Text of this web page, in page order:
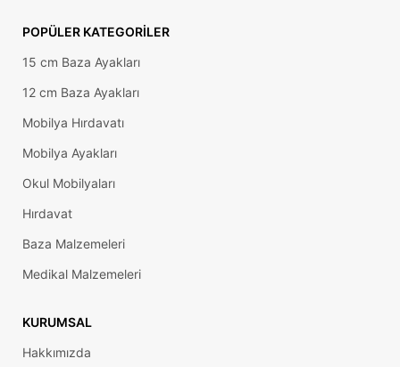
POPÜLER KATEGORILER
15 cm Baza Ayakları
12 cm Baza Ayakları
Mobilya Hırdavatı
Mobilya Ayakları
Okul Mobilyaları
Hırdavat
Baza Malzemeleri
Medikal Malzemeleri
KURUMSAL
Hakkımızda